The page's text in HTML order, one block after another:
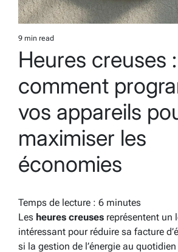
Estimated
read
9 min read
Heures creuses :
comment
vos appareils
maximiser les
économies
Temps de lecture : 6 minutes
Les heures creuses représentent un
intéressant pour réduire sa facture
si la gestion de l’énergie au